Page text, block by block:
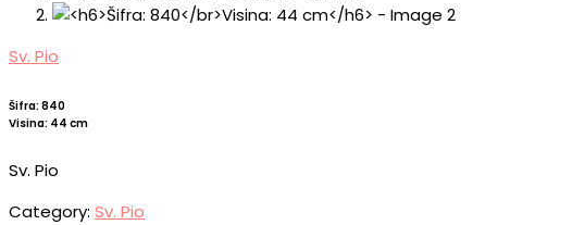
Sv. Pio
Šifra: 840
Visina: 44 cm
Sv. Pio
Category: Sv. Pio